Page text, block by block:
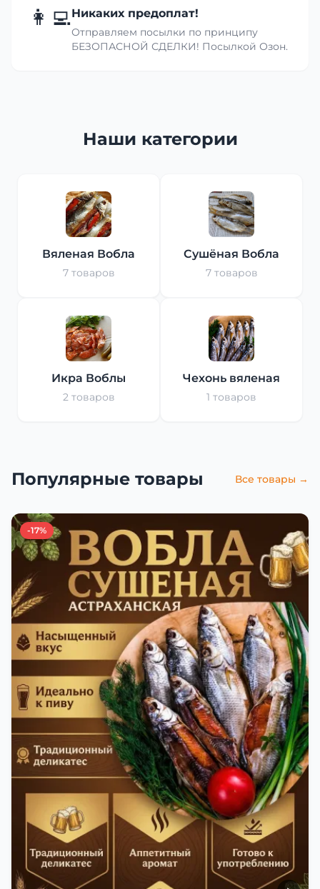
👩‍💻Никаких предоплат!
Отправляем посылки по принципу
БЕЗОПАСНОЙ СДЕЛКИ! Посылкой Озон.
Наши категории
Вяленая Вобла
7 товаров
Сушёная Вобла
7 товаров
Икра Воблы
2 товаров
Чехонь вяленая
1 товаров
Популярные товары Все товары →
-17%